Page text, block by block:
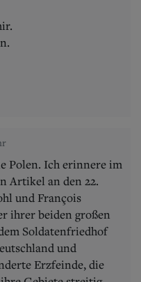
Polen. Ich erinnere im
Artikel an den 22.
und François
ihrer beiden großen
Soldatenfriedhof
und
Erzfeinde, die